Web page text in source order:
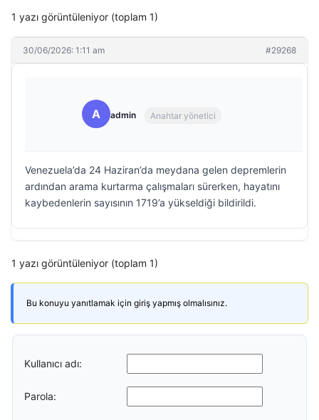
1 yazı görüntüleniyor (toplam 1)
30/06/2026: 1:11 am #29268
A admin Anahtar yönetici
Venezuela’da 24 Haziran’da meydana gelen depremlerin
ardından arama kurtarma çalışmaları sürerken, hayatını
kaybedenlerin sayısının 1719’a yükseldiği bildirildi.
1 yazı görüntüleniyor (toplam 1)
Bu konuyu yanıtlamak için giriş yapmış olmalısınız.
Kullanıcı adı:
Parola: